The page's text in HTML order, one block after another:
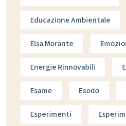
Educazione Ambientale
Elsa Morante
Energie Rinnovabili
Esame Esodo
Esperimenti